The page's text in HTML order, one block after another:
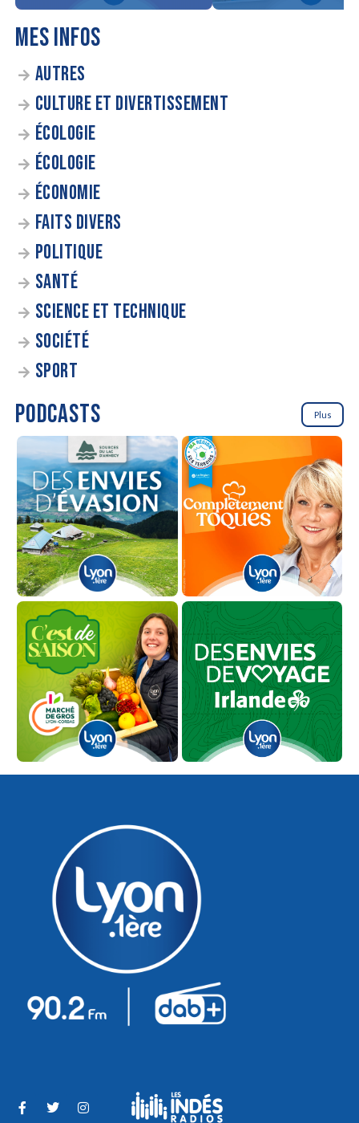
MES INFOS
AUTRES
CULTURE ET DIVERTISSEMENT
ÉCOLOGIE
ÉCOLOGIE
ÉCONOMIE
FAITS DIVERS
POLITIQUE
SANTÉ
SCIENCE ET TECHNIQUE
SOCIÉTÉ
SPORT
PODCASTS Plus